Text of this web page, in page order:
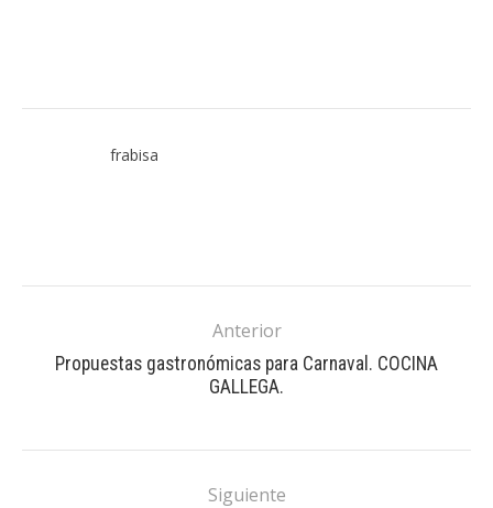
frabisa
Anterior
Propuestas gastronómicas para Carnaval. COCINA
GALLEGA.
Siguiente